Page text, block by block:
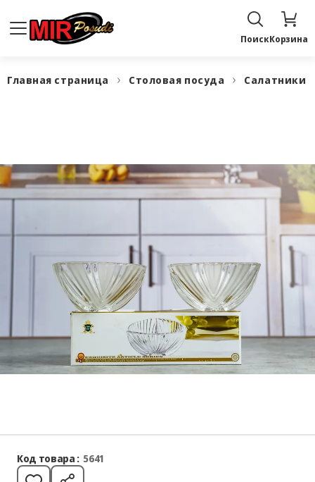
ПоискКорзина
Главная страница Столовая посуда Салатники
Код товара : 5641